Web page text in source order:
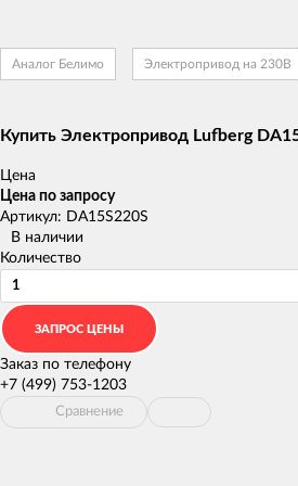
Аналог Белимо Электропривод на 230В
Купить Электропривод Lufberg
Цена
Цена по запросу
Артикул: DA15S220S
В наличии
Количество
Заказ по телефону
+7 (499) 753-1203
Сравнение